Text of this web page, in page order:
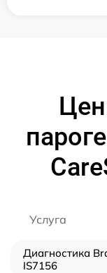
Услуга
Диагностика
IS7156